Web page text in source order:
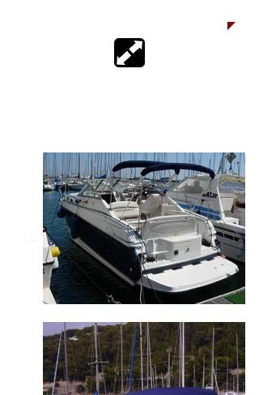
le nostre imbarcazioni usate